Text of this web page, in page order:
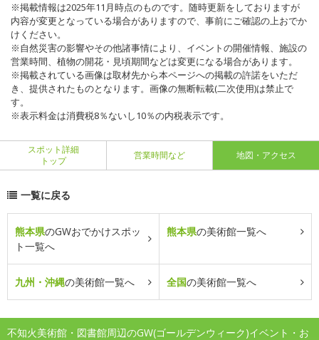
※掲載情報は2025年11月時点のものです。随時更新をしておりますが
内容が変更となっている場合がありますので、事前にご確認の上おでか
けください。
※自然災害の影響やその他諸事情により、イベントの開催情報、施設の
営業時間、植物の開花・見頃期間などは変更になる場合があります。
※掲載されている画像は取材先から本ページへの掲載の許諾をいただ
き、提供されたものとなります。画像の無断転載(二次使用)は禁止で
す。
※表示料金は消費税8％ないし10％の内税表示です。
スポット詳細
トップ
営業時間など 地図・アクセス
一覧に戻る
熊本県のGWおでかけスポッ
ト一覧へ
熊本県の美術館一覧へ
九州・沖縄の美術館一覧へ 全国の美術館一覧へ
不知火美術館・図書館周辺のGW(ゴールデンウィーク)イベント・お